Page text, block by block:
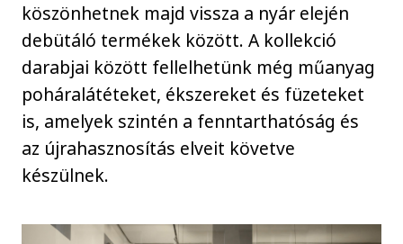
köszönhetnek majd vissza a nyár elején
debütáló termékek között. A kollekció
darabjai között fellelhetünk még műanyag
poháralátéteket, ékszereket és füzeteket
is, amelyek szintén a fenntarthatóság és
az újrahasznosítás elveit követve
készülnek.